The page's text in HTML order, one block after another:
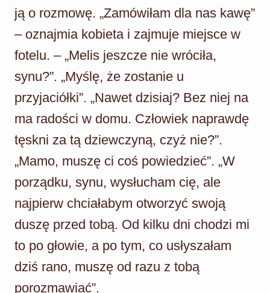
ją o rozmowę. „Zamówiłam dla nas kawę”
– oznajmia kobieta i zajmuje miejsce w
fotelu. – „Melis jeszcze nie wróciła,
synu?”. „Myślę, że zostanie u
przyjaciółki”. „Nawet dzisiaj? Bez niej na
ma radości w domu. Człowiek naprawdę
tęskni za tą dziewczyną, czyż nie?”.
„Mamo, muszę ci coś powiedzieć”. „W
porządku, synu, wysłucham cię, ale
najpierw chciałabym otworzyć swoją
duszę przed tobą. Od kilku dni chodzi mi
to po głowie, a po tym, co usłyszałam
dziś rano, muszę od razu z tobą
porozmawiać”.